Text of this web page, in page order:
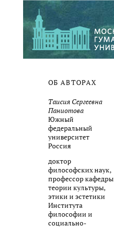
ОБ АВТОРАХ
Таисия Сергеевна
Паниотова
Южный
федеральный
университет
Россия
доктор
философских наук,
профессор кафедры
теории культуры,
этики и эстетики
Института
философии и
социально-